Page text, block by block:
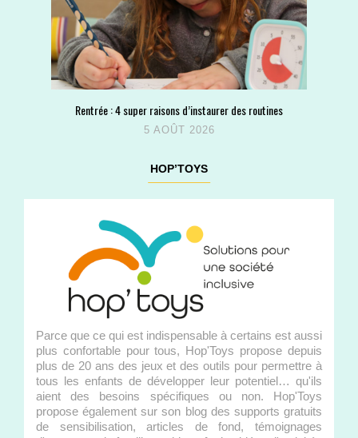
Rentrée : 4 super raisons d’instaurer des routines
5 AOÛT 2026
HOP’TOYS
Parce que ce qui est indispensable à certains est aussi
plus confortable pour tous, Hop'Toys propose depuis
plus de 20 ans des jeux et des outils pour permettre à
tous les enfants de développer leur potentiel… qu'ils
aient des besoins spécifiques ou non. Hop'Toys
propose également sur son blog des supports gratuits
de sensibilisation, articles de fond, témoignages